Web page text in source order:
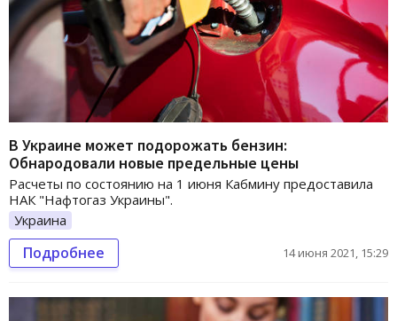
В Украине может подорожать бензин:
Обнародовали новые предельные цены
Расчеты по состоянию на 1 июня Кабмину предоставила
НАК "Нафтогаз Украины".
Украина
Подробнее 14 июня 2021, 15:29